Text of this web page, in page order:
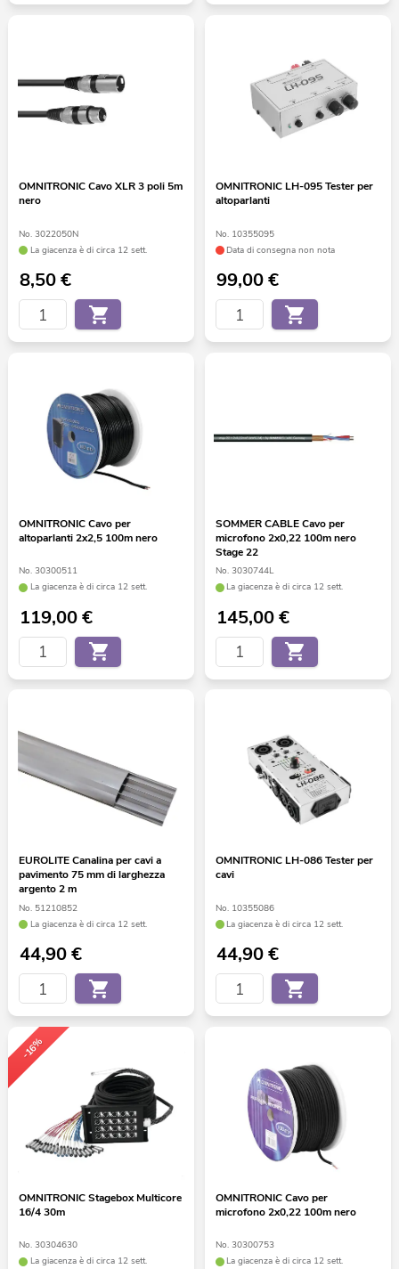
OMNITRONIC Cavo XLR 3 poli 5m
nero
No. 3022050N
La giacenza è di circa 12 sett.
8,50€
OMNITRONIC LH-095 Tester per
altoparlanti
No. 10355095
Data di consegna non nota
99,00€
OMNITRONIC Cavo per
altoparlanti 2x2,5 100m nero
No. 30300511
La giacenza è di circa 12 sett.
119,00€
SOMMER CABLE Cavo per
microfono 2x0,22 100m nero
Stage 22
No. 3030744L
La giacenza è di circa 12 sett.
145,00€
EUROLITE Canalina per cavi a
pavimento 75 mm di larghezza
argento 2 m
No. 51210852
La giacenza è di circa 12 sett.
44,90€
OMNITRONIC LH-086 Tester per
cavi
No. 10355086
La giacenza è di circa 12 sett.
44,90€
-16%
OMNITRONIC Stagebox Multicore
16/4 30m
No. 30304630
La giacenza è di circa 12 sett.
OMNITRONIC Cavo per
microfono 2x0,22 100m nero
No. 30300753
La giacenza è di circa 12 sett.